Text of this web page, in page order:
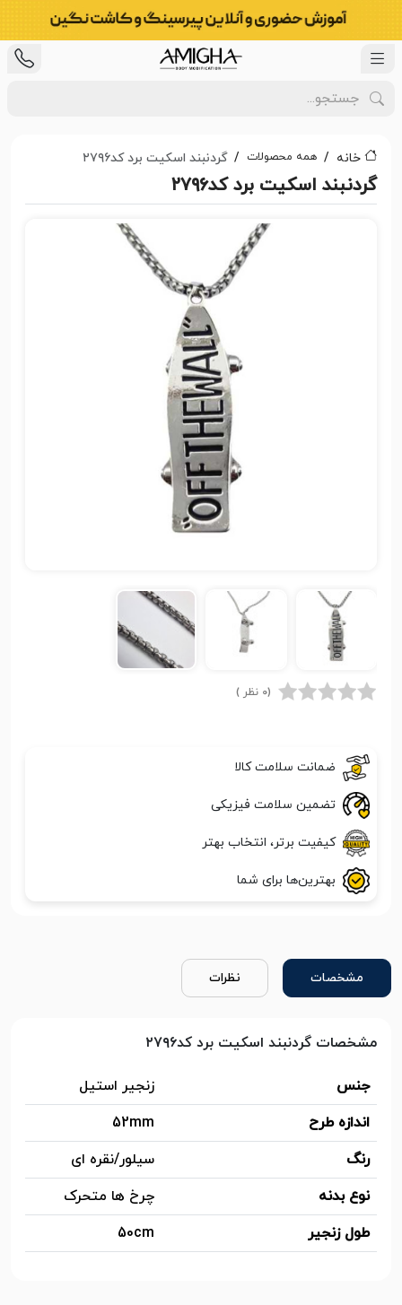
خانه همه محصولات گردنبند اسکیت برد کد۲۷۹۶
گردنبند اسکیت برد کد۲۷۹۶
(0 نظر )
ضمانت سلامت کالا
تضمین سلامت فیزیکی
کیفیت برتر، انتخاب بهتر
بهترین‌ها برای شما
مشخصات نظرات
مشخصات گردنبند اسکیت برد کد۲۷۹۶
جنس
زنجیر استیل
اندازه طرح
52mm
رنگ
سیلور/نقره ای
نوع بدنه
چرخ ها متحرک
طول زنجیر
50cm